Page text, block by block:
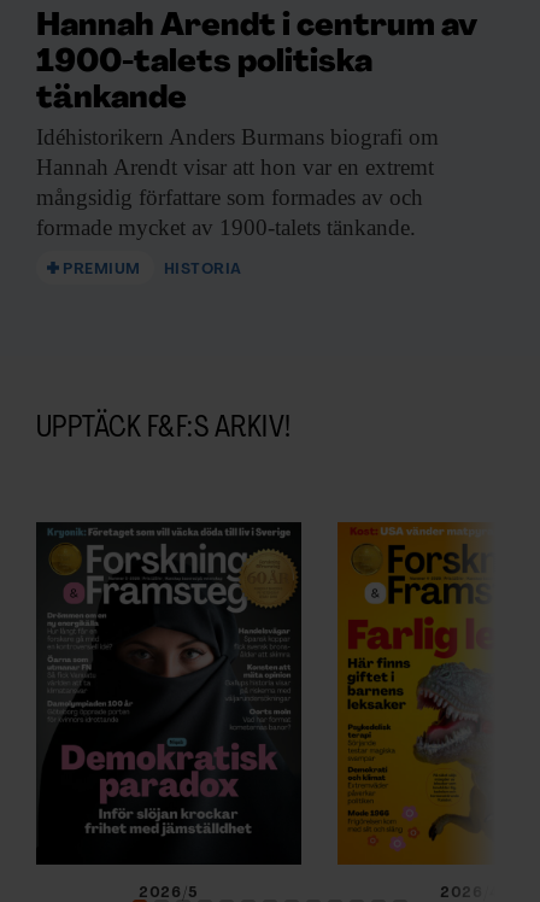
Hannah Arendt i centrum av
1900-talets politiska
tänkande
Idéhistorikern Anders Burmans biografi om
Hannah Arendt visar att hon var en extremt
mångsidig författare som formades av och
formade mycket av 1900-talets tänkande.
PREMIUM HISTORIA
UPPTÄCK F&F:S ARKIV!
2026/5 2026/4